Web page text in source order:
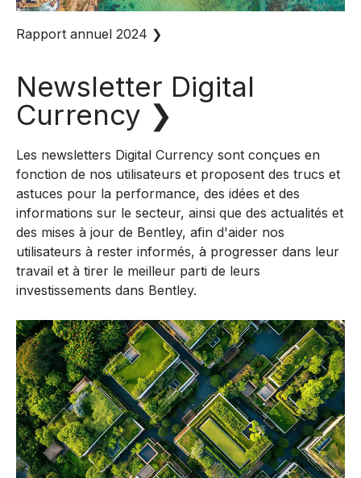
Rapport annuel 2024 ❯
Newsletter Digital
Currency ❯
Les newsletters Digital Currency sont conçues en
fonction de nos utilisateurs et proposent des trucs et
astuces pour la performance, des idées et des
informations sur le secteur, ainsi que des actualités et
des mises à jour de Bentley, afin d'aider nos
utilisateurs à rester informés, à progresser dans leur
travail et à tirer le meilleur parti de leurs
investissements dans Bentley.